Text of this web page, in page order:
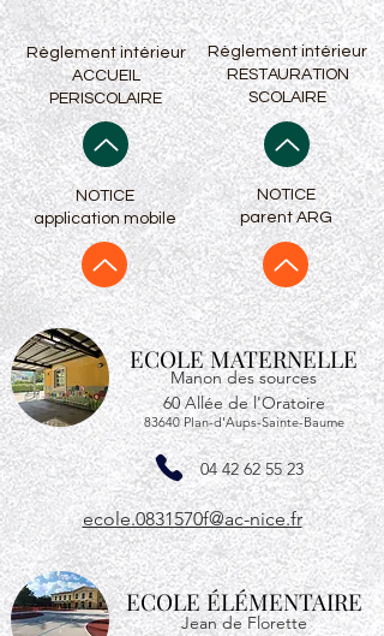
Règlement intérieur
ACCUEIL
PERISCOLAIRE
Règlement intérieur
RESTAURATION
SCOLAIRE
NOTICE
application mobile
NOTICE
parent ARG
ECOLE MATERNELLE
Manon des sources
​60 Allée del'Oratoire
83640 Plan-d'Aups-Sainte-Baume
04 42 62 55 23
ecole.0831570f@ac-nice.fr
ECOLE ÉLÉMENTAIRE
Jean de Florette